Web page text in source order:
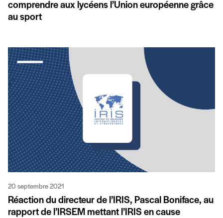
comprendre aux lycéens l’Union européenne grâce
au sport
20 septembre 2021
Réaction du directeur de l’IRIS, Pascal Boniface, au
rapport de l’IRSEM mettant l’IRIS en cause